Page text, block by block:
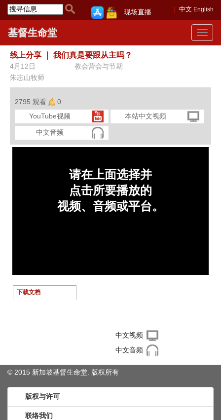
中文 English
现场直播
Toggle
基督生命堂
线上分享 我们真是要跟从主吗？
4月12日
教会营会与节期
朱志山牧师
2795 观看
0
YouTube视频
本站中文视频
中文音频
下载文档
中文视频
中文音频
© 2015 新加坡基督生命堂. 版权所有
版权与许可
联络我们